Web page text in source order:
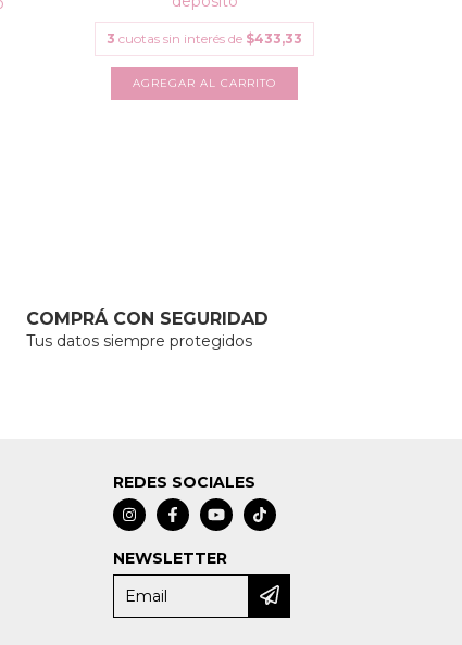
3 cuotas sin interés de $433,33
COMPRÁ CON SEGURIDAD
Tus datos siempre protegidos
REDES SOCIALES
NEWSLETTER